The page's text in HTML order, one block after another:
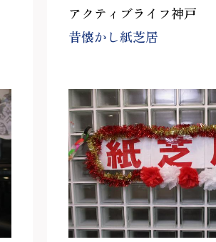
アクティブライフ神戸
昔懐かし紙芝居